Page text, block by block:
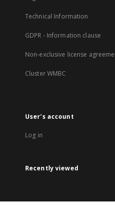
Technical Information
GDPR - Information clause
Non-exclusive license
Cluster WMBC
User's account
Log in
Recently viewed